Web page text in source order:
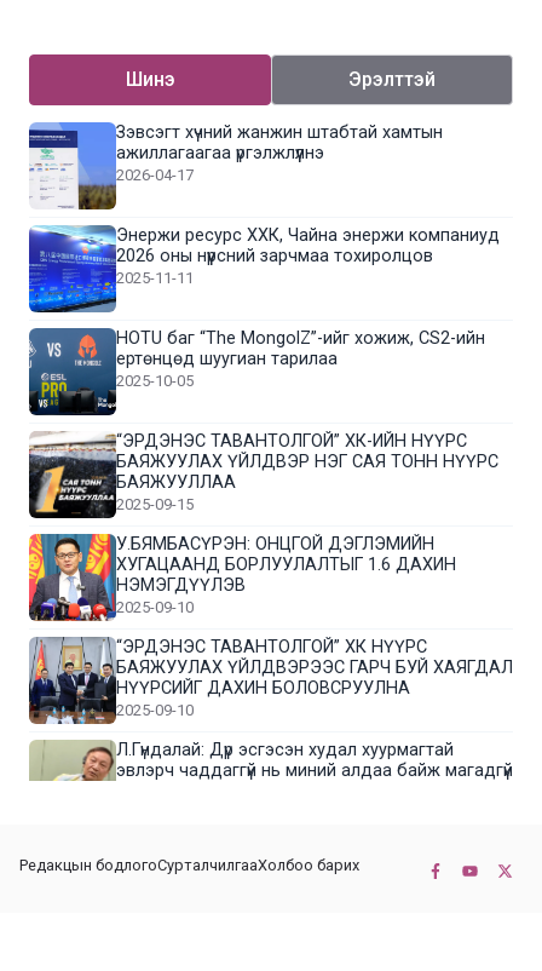
Шинэ Эрэлттэй
Зэвсэгт хүчний жанжин штабтай хамтын
ажиллагаагаа үргэлжлүүлнэ
2026-04-17
Энержи ресурс ХХК, Чайна энержи компаниуд
2026 оны нүүрсний зарчмаа тохиролцов
2025-11-11
HOTU баг “The MongolZ”-ийг хожиж, CS2-ийн
ертөнцөд шуугиан тарилаа
2025-10-05
“ЭРДЭНЭС ТАВАНТОЛГОЙ” ХК-ИЙН НҮҮРС
БАЯЖУУЛАХ ҮЙЛДВЭР НЭГ САЯ ТОНН НҮҮРС
БАЯЖУУЛЛАА
2025-09-15
У.БЯМБАСҮРЭН: ОНЦГОЙ ДЭГЛЭМИЙН
ХУГАЦААНД БОРЛУУЛАЛТЫГ 1.6 ДАХИН
НЭМЭГДҮҮЛЭВ
2025-09-10
“ЭРДЭНЭС ТАВАНТОЛГОЙ” ХК НҮҮРС
БАЯЖУУЛАХ ҮЙЛДВЭРЭЭС ГАРЧ БУЙ ХАЯГДАЛ
НҮҮРСИЙГ ДАХИН БОЛОВСРУУЛНА
2025-09-10
Л.Гүндалай: Дүр эсгэсэн худал хуурмагтай
эвлэрч чаддаггүй нь миний алдаа байж магадгүй
БАГИЙН ИРГЭДИЙН ТӨЛӨӨЛӨЛ НҮҮРС
Редакцын бодлогоСурталчилгааХолбоо барих